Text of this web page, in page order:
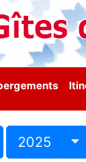
2025